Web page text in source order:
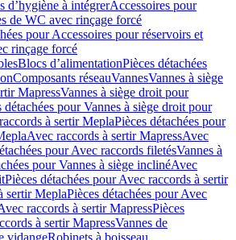
d’hygiène à intégrerAccessoires pour
de WC avec rinçage forcé
pour Accessoires pour réservoirs et
rinçage forcé
Blocs d’alimentationPièces détachées
Composants réseauVannesVannes à siège
MapressVannes à siège droit pour
détachées pour Vannes à siège droit pour
à sertir MeplaPièces détachées pour
Avec raccords à sertir MapressAvec
pour Avec raccords filetésVannes à
pour Vannes à siège inclinéAvec
Pièces détachées pour Avec raccords à sertir
sertir MeplaPièces détachées pour Avec
raccords à sertir MapressPièces
à sertir MapressVannes de
vidangeRobinets à boisseau